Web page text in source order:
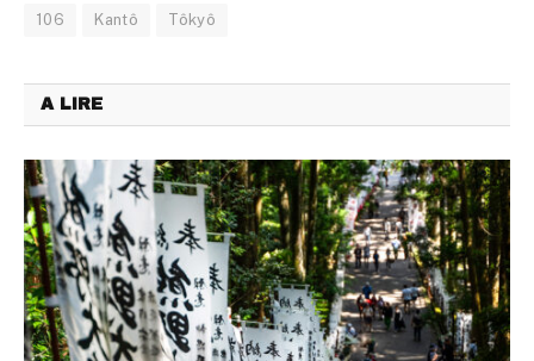
106 Kantô Tôkyô
A LIRE